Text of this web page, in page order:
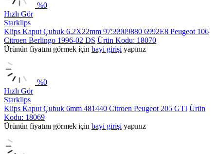
%0
Hızlı Gör
Starklips
Klips Kaput Çubuk 6,2X22mm 9759909880 6992E8 Peugeot 106
Citroen Berlingo 1996-02 DS Ürün Kodu: 18070
Ürünün fiyatını görmek için bayi girişi yapınız
%0
Hızlı Gör
Starklips
Klips Kaput Çubuk 6mm 481440 Citroen Peugeot 205 GTI Ürün
Kodu: 18069
Ürünün fiyatını görmek için bayi girişi yapınız